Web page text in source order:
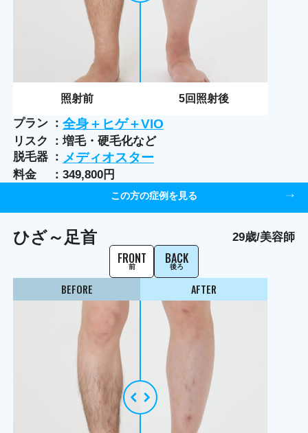
プラン 全身＋ヒゲ＋VIO
リスク
増毛・硬毛化など
脱毛器
メディオスター
料金 349,800円
この方の症例を見る
照射前 5回照射後
ひざ～足首 29歳/美容師
FRONT
前
BACK
後ろ
BEFORE AFTER